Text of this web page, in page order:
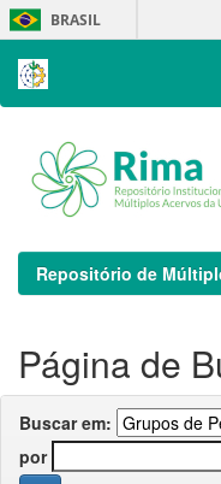
Skip
navigation
BRASIL
Repositório de
Página de
Buscar em:
por